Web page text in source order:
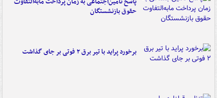
حقوق بازنشستگان
برخورد پراید با تیر برق ۲ فوتی بر جای گذاشت